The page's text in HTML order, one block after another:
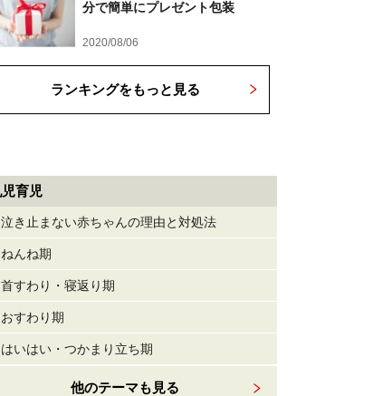
分で簡単にプレゼント包装
2020/08/06
ランキングをもっと見る
育児
泣き止まない赤ちゃんの理由と対処法
ねんね期
首すわり・寝返り期
おすわり期
はいはい・つかまり立ち期
他のテーマも見る